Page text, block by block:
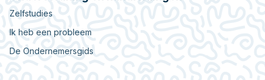
Zelfstudies
Ik heb een probleem
De Ondernemersgids